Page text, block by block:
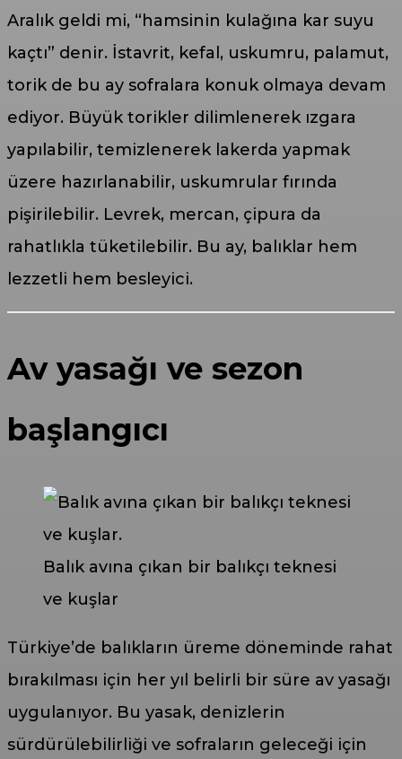
Aralık geldi mi, “hamsinin kulağına kar suyu
kaçtı” denir. İstavrit, kefal, uskumru, palamut,
torik de bu ay sofralara konuk olmaya devam
ediyor. Büyük torikler dilimlenerek ızgara
yapılabilir, temizlenerek lakerda yapmak
üzere hazırlanabilir, uskumrular fırında
pişirilebilir. Levrek, mercan, çipura da
rahatlıkla tüketilebilir. Bu ay, balıklar hem
lezzetli hem besleyici.
Av yasağı ve sezon
başlangıcı
Balık avına çıkan bir balıkçı teknesi
ve kuşlar
Türkiye’de balıkların üreme döneminde rahat
bırakılması için her yıl belirli bir süre av yasağı
uygulanıyor. Bu yasak, denizlerin
sürdürülebilirliği ve sofraların geleceği için